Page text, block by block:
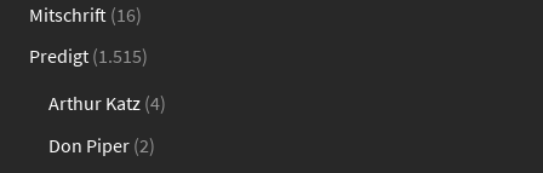
Mitschrift (16)
Predigt (1.515)
Arthur Katz (4)
Don Piper (2)